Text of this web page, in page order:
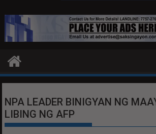
NPA LEADER BINIGYAN NG
LIBING NG AFP